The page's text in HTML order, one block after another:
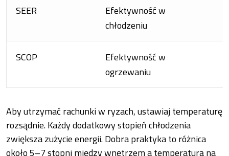
SEER
Efektywność w
chłodzeniu
SCOP
Efektywność w
ogrzewaniu
Aby utrzymać rachunki w ryzach, ustawiaj temperaturę
rozsądnie. Każdy dodatkowy stopień chłodzenia
zwiększa zużycie energii. Dobra praktyka to różnica
około 5–7 stopni między wnętrzem a temperaturą na